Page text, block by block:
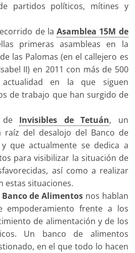
partidos políticos, mítines y
de la Asamblea 15M de
primeras asambleas en la
las Palomas (en el callejero es
II) en 2011 con más de 500
en la que siguen
de trabajo que han surgido de
Invisibles de Tetuán, un
raíz del desalojo del Banco de
que actualmente se dedica a
para visibilizar la situación de
así como a realizar
estas situaciones.
Banco de Alimentos nos hablan
empoderamiento frente a los
de alimentación y de los
Un banco de alimentos
en el que todo lo hacen